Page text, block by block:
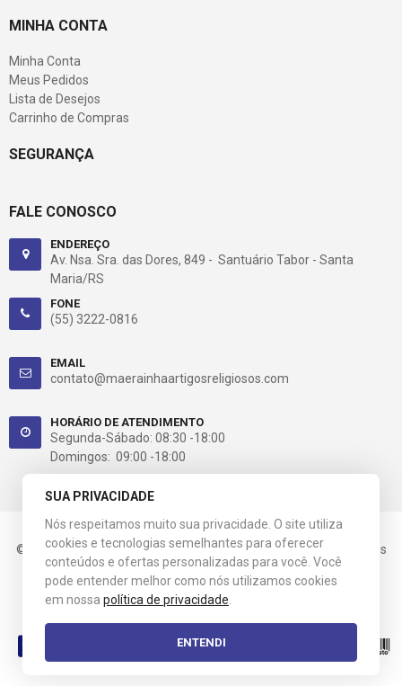
MINHA CONTA
Minha Conta
Meus Pedidos
Lista de Desejos
Carrinho de Compras
SEGURANÇA
FALE CONOSCO
ENDEREÇO
Av. Nsa. Sra. das Dores, 849 - Santuário Tabor - Santa
Maria/RS
FONE
(55) 3222-0816
EMAIL
contato@maerainhaartigosreligiosos.com
HORÁRIO DE ATENDIMENTO
Segunda-Sábado: 08:30 -18:00
Domingos: 09:00 -18:00
© 2021 Mãe Rainha. CNPJ: 03.658.517/0001-60. Todos os direitos
reservados.
Esta loja virtual utiliza tecnologia da
Entre em Contato
SUA PRIVACIDADE
Nós respeitamos muito sua privacidade. O site utiliza
cookies e tecnologias semelhantes para oferecer
conteúdos e ofertas personalizadas para você. Você
pode entender melhor como nós utilizamos cookies
em nossa política de privacidade
ENTENDI